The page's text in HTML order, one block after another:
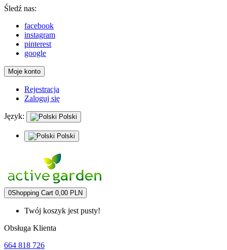
Śledź nas:
facebook
instagram
pinterest
google
Moje konto
Rejestracja
Zaloguj się
Język: Polski
Polski
0Shopping Cart 0,00 PLN
Twój koszyk jest pusty!
Obsługa Klienta
664 818 726